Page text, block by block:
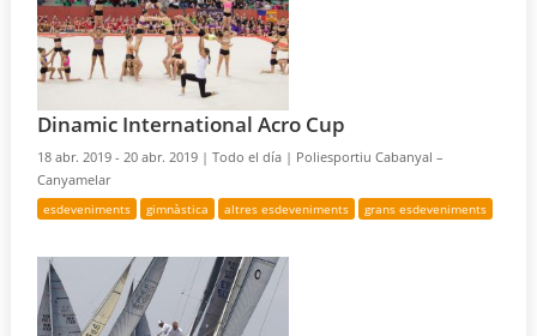
Dinamic International Acro Cup
18 abr. 2019 - 20 abr. 2019 |Todo el día | Poliesportiu Cabanyal –
Canyamelar
esdeveniments gimnàstica altres esdeveniments grans esdeveniments